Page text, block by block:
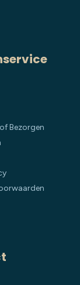
Bezorgen